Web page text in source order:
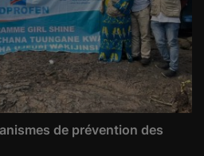
de prévention des